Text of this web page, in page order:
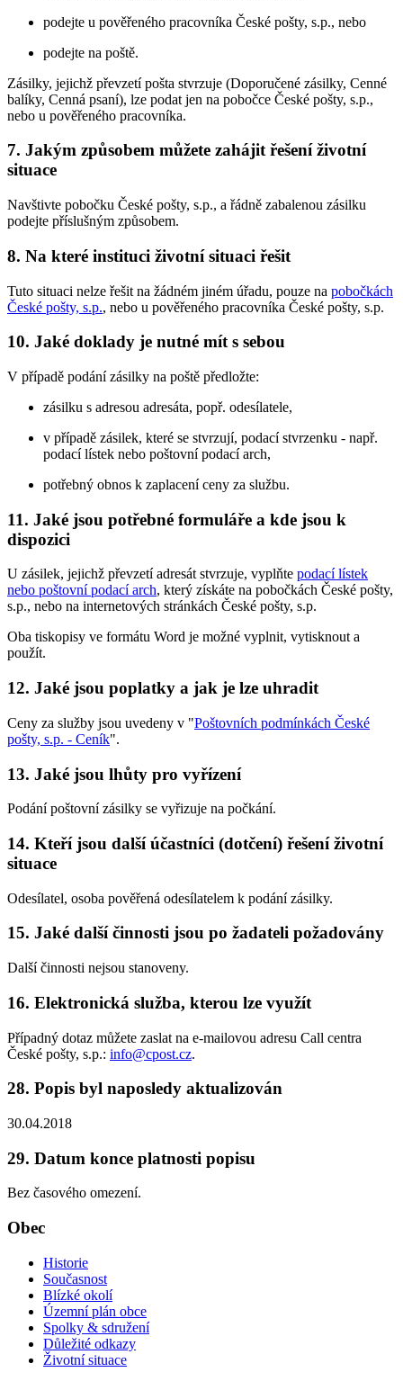
podejte u pověřeného pracovníka České pošty, s.p., nebo
podejte na poště.
Zásilky, jejichž převzetí pošta stvrzuje (Doporučené zásilky, Cenné
balíky, Cenná psaní), lze podat jen na pobočce České pošty, s.p.,
nebo u pověřeného pracovníka.
7. Jakým způsobem můžete zahájit řešení životní
situace
Navštivte pobočku České pošty, s.p., a řádně zabalenou zásilku
podejte příslušným způsobem.
8. Na které instituci životní situaci řešit
Tuto situaci nelze řešit na žádném jiném úřadu, pouze na pobočkách
České pošty, s.p., nebo u pověřeného pracovníka České pošty, s.p.
10. Jaké doklady je nutné mít s sebou
V případě podání zásilky na poště předložte:
zásilku s adresou adresáta, popř. odesílatele,
v případě zásilek, které se stvrzují, podací stvrzenku - např.
podací lístek nebo poštovní podací arch,
potřebný obnos k zaplacení ceny za službu.
11. Jaké jsou potřebné formuláře a kde jsou k
dispozici
U zásilek, jejichž převzetí adresát stvrzuje, vyplňte podací lístek
nebo poštovní podací arch, který získáte na pobočkách České pošty,
s.p., nebo na internetových stránkách České pošty, s.p.
Oba tiskopisy ve formátu Word je možné vyplnit, vytisknout a
použít.
12. Jaké jsou poplatky a jak je lze uhradit
Ceny za služby jsou uvedeny v "Poštovních podmínkách České
pošty, s.p. - Ceník".
13. Jaké jsou lhůty pro vyřízení
Podání poštovní zásilky se vyřizuje na počkání.
14. Kteří jsou další účastníci (dotčení) řešení životní
situace
Odesílatel, osoba pověřená odesílatelem k podání zásilky.
15. Jaké další činnosti jsou po žadateli požadovány
Další činnosti nejsou stanoveny.
16. Elektronická služba, kterou lze využít
Případný dotaz můžete zaslat na e-mailovou adresu Call centra
České pošty, s.p.: info@cpost.cz.
28. Popis byl naposledy aktualizován
30.04.2018
29. Datum konce platnosti popisu
Bez časového omezení.
Obec
Historie
Současnost
Blízké okolí
Územní plán obce
Spolky & sdružení
Důležité odkazy
Životní situace